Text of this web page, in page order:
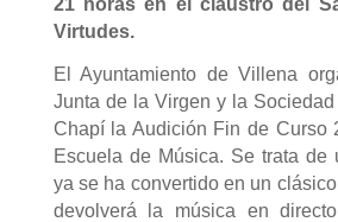
21 horas en el claustro del
Virtudes.
El Ayuntamiento de Villena
Junta de la Virgen y la
Chapí la Audición Fin de Curso
Escuela de Música. Se trata de
ya se ha convertido en un
devolverá la música en